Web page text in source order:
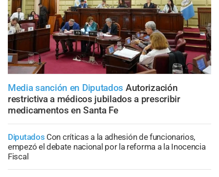
Media sanción en Diputados Autorización
restrictiva a médicos jubilados a prescribir
medicamentos en Santa Fe
Diputados Con críticas a la adhesión de funcionarios,
empezó el debate nacional por la reforma a la Inocencia
Fiscal